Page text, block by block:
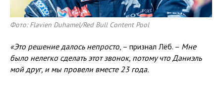
Фото: Flavien Duhamel/Red Bull Content Pool
«Это решение далось непросто, – признал Лёб. – Мне
было нелегко сделать этот звонок, потому что Даниэль
мой друг, и мы провели вместе 23 года.